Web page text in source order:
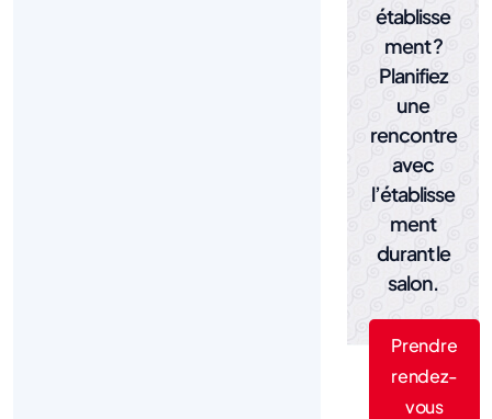
établisse
ment ?
Planifiez
une
rencontre
avec
l’établisse
ment
durant le
salon.
Prendre
rendez-
vous